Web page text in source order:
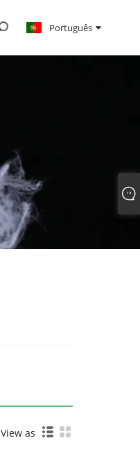
Português
View as